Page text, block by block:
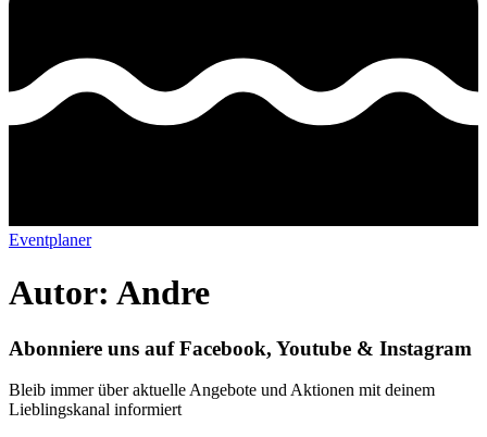
Eventplaner
Autor: Andre
Abonniere uns auf Facebook, Youtube & Instagram
Bleib immer über aktuelle Angebote und Aktionen mit deinem
Lieblingskanal informiert